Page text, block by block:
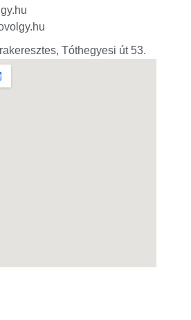
Tóthegyesi út 53.